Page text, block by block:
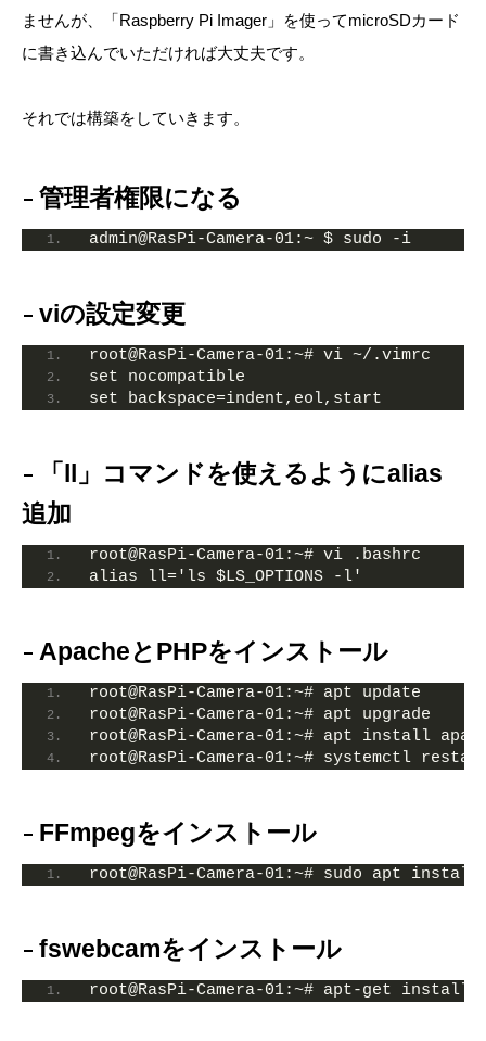
ませんが、「Raspberry Pi Imager」を使ってmicroSDカード
に書き込んでいただければ大丈夫です。
それでは構築をしていきます。
管理者権限になる
admin@RasPi-Camera-01:~ $ sudo -i
viの設定変更
root@RasPi-Camera-01:~# vi ~/.vimrc
set nocompatible
set backspace=indent,eol,start
「ll」コマンドを使えるようにalias
追加
root@RasPi-Camera-01:~# vi .bashrc
alias ll='ls $LS_OPTIONS -l'
ApacheとPHPをインストール
root@RasPi-Camera-01:~# apt update
root@RasPi-Camera-01:~# apt upgrade
root@RasPi-Camera-01:~# apt install
root@RasPi-Camera-01:~# systemctl
FFmpegをインストール
root@RasPi-Camera-01:~# sudo apt install
fswebcamをインストール
root@RasPi-Camera-01:~# apt-get install